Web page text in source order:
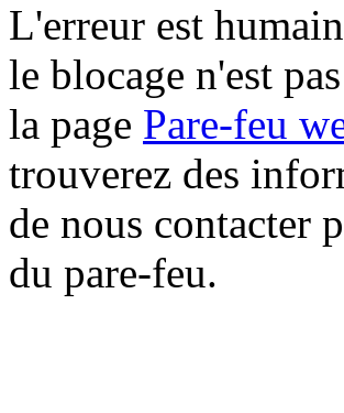
L'erreur est
le blocage n'est
la page Pare-feu
trouverez des
de nous contacter
du pare-feu.